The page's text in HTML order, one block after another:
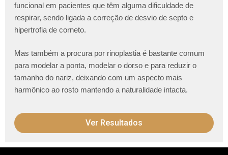
funcional em pacientes que têm alguma dificuldade de
respirar, sendo ligada a correção de desvio de septo e
hipertrofia de corneto.
Mas também a procura por rinoplastia é bastante comum
para modelar a ponta, modelar o dorso e para reduzir o
tamanho do nariz, deixando com um aspecto mais
harmônico ao rosto mantendo a naturalidade intacta.
Ver Resultados